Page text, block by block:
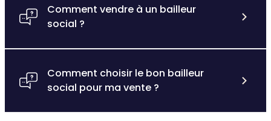
Comment vendre à un bailleur
social ?
Comment choisir le bon bailleur
social pour ma vente ?